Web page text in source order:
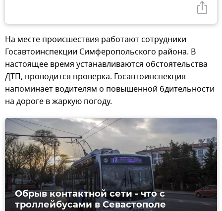
На месте происшествия работают сотрудники
Госавтоинспекции Симферопольского района. В
настоящее время устанавливаются обстоятельства
ДТП, проводится проверка. Госавтоинспекция
напоминает водителям о повышенной бдительности
на дороге в жаркую погоду.
Обрыв контактной сети - что с
троллейбусами в Севастополе